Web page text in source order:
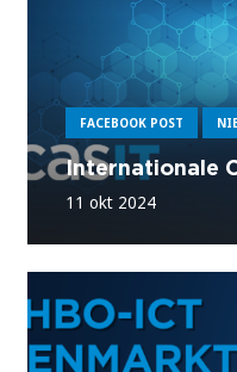
FACEBOOK POST
Internationale
11 okt 2024